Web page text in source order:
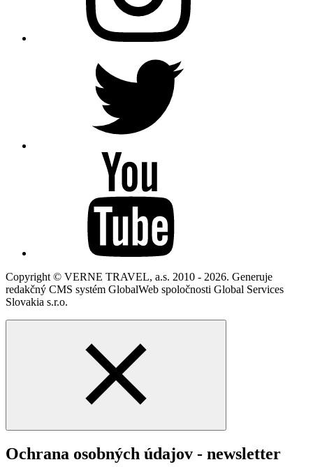
Copyright © VERNE TRAVEL, a.s. 2010 - 2026. Generuje
redakčný CMS systém GlobalWeb spoločnosti Global Services
Slovakia s.r.o.
Ochrana osobných údajov - newsletter